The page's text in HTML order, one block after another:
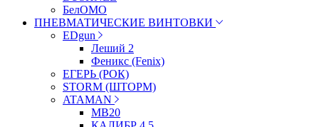
БелОМО
ПНЕВМАТИЧЕСКИЕ ВИНТОВКИ
EDgun
Леший 2
Феникс (Fenix)
ЕГЕРЬ (РОК)
STORM (ШТОРМ)
ATAMAN
МВ20